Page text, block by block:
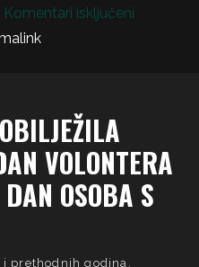
Komentari isključeni
VOLONTERA
OSOBA S
prethodnih godina,